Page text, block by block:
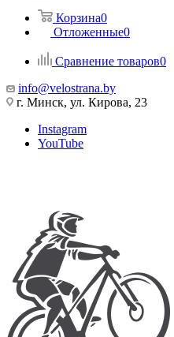
Корзина0
Отложенные0
Сравнение товаров0
info@velostrana.by
г. Минск, ул. Кирова, 23
Instagram
YouTube